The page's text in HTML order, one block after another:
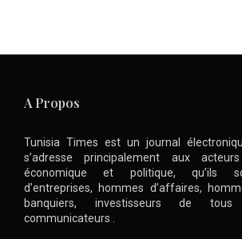
A Propos
Tunisia Times est un journal
s’adresse principalement aux
économique et politique, qu’ils
d’entreprises, hommes d’affaires,
banquiers, investisseurs de
communicateurs .